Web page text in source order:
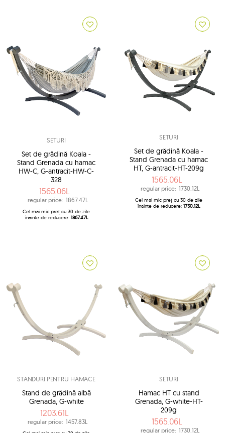
SETURI
Set de grădină Koala -
Stand Grenada cu hamac
HW-C, G-antracit-HW-C-
328
1565.06L
regular price: 1867.47L
Cel mai mic preț cu 30 de zile
înainte de reducere: 1867.47L
SETURI
Set de grădină Koala -
Stand Grenada cu hamac
HT, G-antracit-HT-209g
1565.06L
regular price: 1730.12L
Cel mai mic preț cu 30 de zile
înainte de reducere: 1730.12L
STANDURI PENTRU HAMACE
Stand de grădină albă
Grenada, G-white
1203.61L
regular price: 1457.83L
SETURI
Hamac HT cu stand
Grenada, G-white-HT-
209g
1565.06L
regular price: 1730.12L